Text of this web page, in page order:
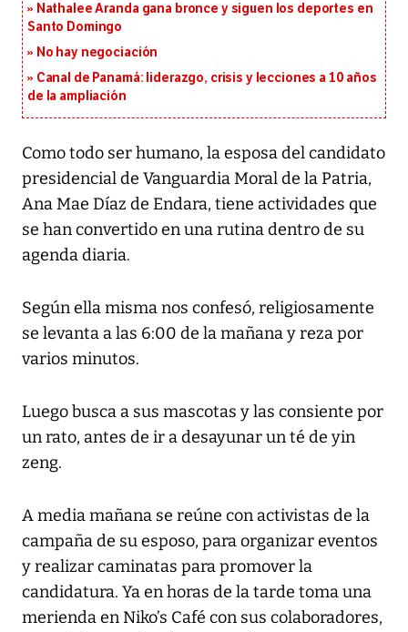
Nathalee Aranda gana bronce y siguen los deportes en
Santo Domingo
No hay negociación
Canal de Panamá: liderazgo, crisis y lecciones a 10 años
de la ampliación
Como todo ser humano, la esposa del candidato
presidencial de Vanguardia Moral de la Patria,
Ana Mae Díaz de Endara, tiene actividades que
se han convertido en una rutina dentro de su
agenda diaria.
Según ella misma nos confesó, religiosamente
se levanta a las 6:00 de la mañana y reza por
varios minutos.
Luego busca a sus mascotas y las consiente por
un rato, antes de ir a desayunar un té de yin
zeng.
A media mañana se reúne con activistas de la
campaña de su esposo, para organizar eventos
y realizar caminatas para promover la
candidatura. Ya en horas de la tarde toma una
merienda en Niko’s Café con sus colaboradores,